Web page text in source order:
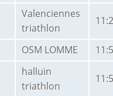
Valenciennes
triathlon
OSM LOMME
halluin
triathlon